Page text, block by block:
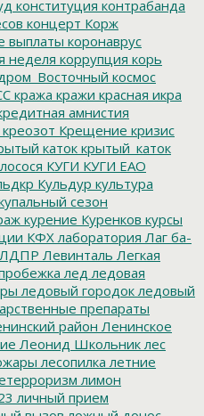
конституция контрабанда
концерт Корж
выплаты коронаврус
неделя коррупция корь
космос
кража кражи красная икра
амнистия
креозот Крещение кризис
катоккрытый_каток
КУГИ КУГИ ЕАО
Кульдур культура
сезон
курение Куренков курсы
КФХ лаборатория Лаг ба-
ЛДПР Левинталь Легкая
лед ледовая
ледовый городок ледовый
препараты
район Ленинское
Леонид Школьник лес
лесопилка летние
лимон
личный прием